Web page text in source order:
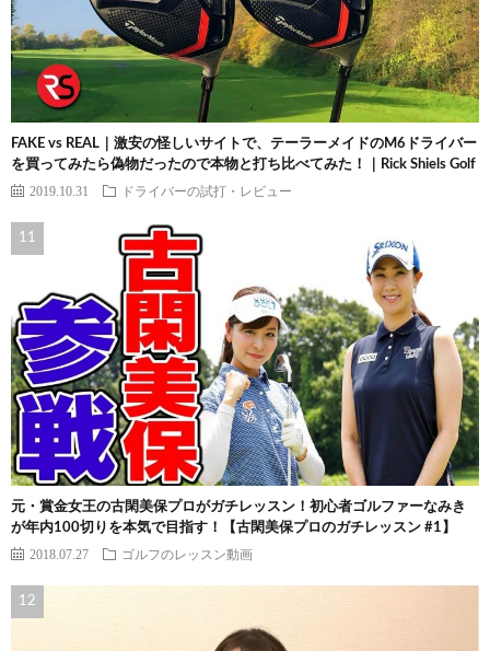
FAKE vs REAL｜激安の怪しいサイトで、テーラーメイドのM6ドライバー
を買ってみたら偽物だったので本物と打ち比べてみた！｜Rick Shiels Golf
2019.10.31 ドライバーの試打・レビュー
元・賞金女王の古閑美保プロがガチレッスン！初心者ゴルファーなみき
が年内100切りを本気で目指す！【古閑美保プロのガチレッスン #1】
2018.07.27 ゴルフのレッスン動画